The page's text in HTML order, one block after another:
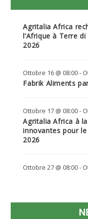
Agritalia Africa
l’Afrique à Terre
2026
Ottobre 16 @ 08:00-
Fabrik Aliments
Ottobre 17 @ 08:00-
Agritalia Africa à
innovantes pour
2026
Ottobre 27 @ 08:00-